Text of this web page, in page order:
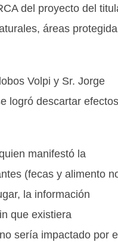
del proyecto del
áreas
Volpi y Sr. Jorge
logró descartar efectos
manifestó la
(fecas y alimento
la información
que existiera
sería impactado por